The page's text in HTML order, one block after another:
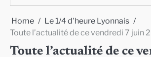
Home
Le 1/4 d'heure Lyonnais
Toute l’actualité de ce vendredi 7 juin
Toute l’actualité de ce